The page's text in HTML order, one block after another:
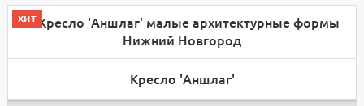
хит
Кресло 'Аншлаг'